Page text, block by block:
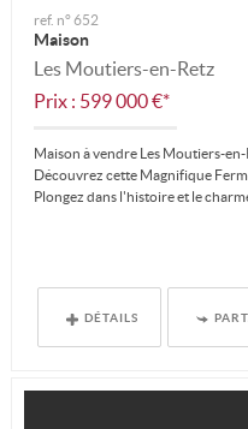
ref. n° 652
Maison
Les Moutiers-en-Retz
Prix : 599 000 €*
Maison à vendre Les Moutiers-en-
Découvrez cette Magnifique
Plongez dans l'histoire et le
DÉTAILS